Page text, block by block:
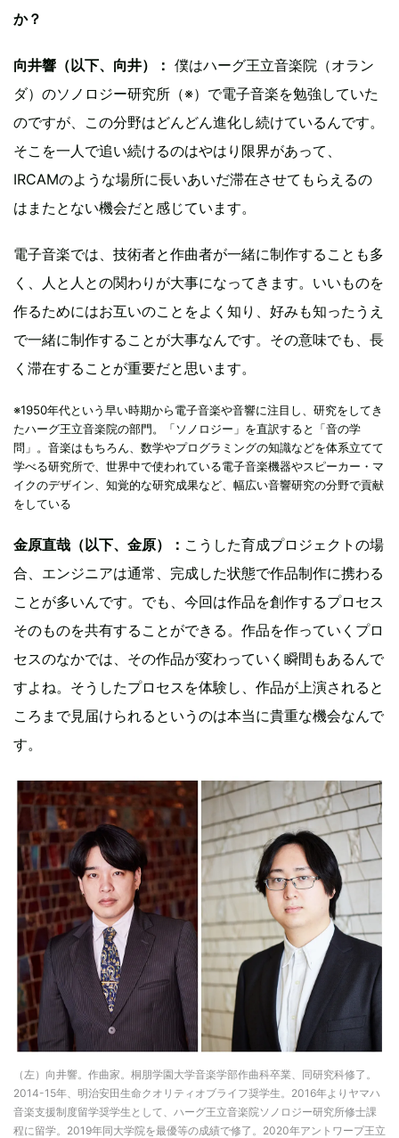
か？
向井響（以下、向井）： 僕はハーグ王立音楽院（オラン
ダ）のソノロジー研究所（※）で電子音楽を勉強していた
のですが、この分野はどんどん進化し続けているんです。
そこを一人で追い続けるのはやはり限界があって、
IRCAMのような場所に長いあいだ滞在させてもらえるの
はまたとない機会だと感じています。
電子音楽では、技術者と作曲者が一緒に制作することも多
く、人と人との関わりが大事になってきます。いいものを
作るためにはお互いのことをよく知り、好みも知ったうえ
で一緒に制作することが大事なんです。その意味でも、長
く滞在することが重要だと思います。
※1950年代という早い時期から電子音楽や音響に注目し、研究をしてき
たハーグ王立音楽院の部門。「ソノロジー」を直訳すると「音の学
問」。音楽はもちろん、数学やプログラミングの知識などを体系立てて
学べる研究所で、世界中で使われている電子音楽機器やスピーカー・マ
イクのデザイン、知覚的な研究成果など、幅広い音響研究の分野で貢献
をしている
金原直哉（以下、金原）： こうした育成プロジェクトの場
合、エンジニアは通常、完成した状態で作品制作に携わる
ことが多いんです。でも、今回は作品を創作するプロセス
そのものを共有することができる。作品を作っていくプロ
セスのなかでは、その作品が変わっていく瞬間もあるんで
すよね。そうしたプロセスを体験し、作品が上演されると
ころまで見届けられるというのは本当に貴重な機会なんで
す。
（左）向井響。作曲家。桐朋学園大学音楽学部作曲科卒業、同研究科修了。
2014-15年、明治安田生命クオリティオブライフ奨学生。2016年よりヤマハ
音楽支援制度留学奨学生として、ハーグ王立音楽院ソノロジー研究所修士課
程に留学。2019年同大学院を最優等の成績で修了。2020年アントワープ王立